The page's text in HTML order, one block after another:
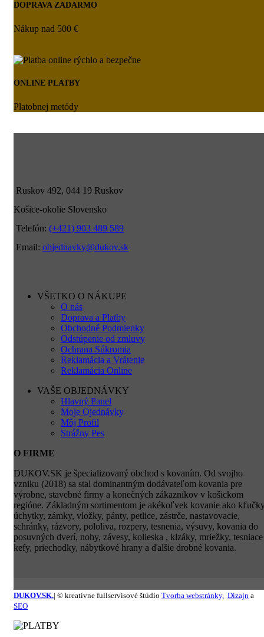
DOPRAVA ZADARMO
Nákup nad 500 €
ONLINE PLATBY
Platobnej metódy
Ruskov 492, 044 19 Ruskov
Košice-okolie Slovensko
Telefón: (+421) 903 489 589
Email: objednavky@dukov.sk
VŠETKO O NÁKUPE
O nás
Doprava a Platby
Obchodné Podmienky
Odstúpenie od zmluvy
Ochrana Súkromia
Reklamácia a Vrátenie
Reklamácia Online
VAŠE OBJEDNÁVKY
Hlavný Panel
Moje Ojednávky
Môj Profil
Strážny Pes
O FIRME
DUKOV.SK je špecializovaný obchod s kovaním. Od svojho
vzniku (2018) sa stal dominantným dodávateľom kovania pre
výrobne, stavebné firmy a konečných zákazníkov v košickom
regióne. Základným sortimentom je akékoľvek kovanie ako
úchytky, zámky, vložky, pánty, petlice, zástrče, nastavovacie,
schránky, rázvory, pololiva, rozpery, tesnenia, výsuvy, kovania do
posuvných dverí, nohy, závesy, kolieska , klzáky, mriežky, tesniace
kefy, priechodky, nábytkové hrany a ďalšie drobné kovania.
DUKOV.SK.| © kreatívne fullservisové štúdio Tvorba webstránky, Dizajn a
SEO